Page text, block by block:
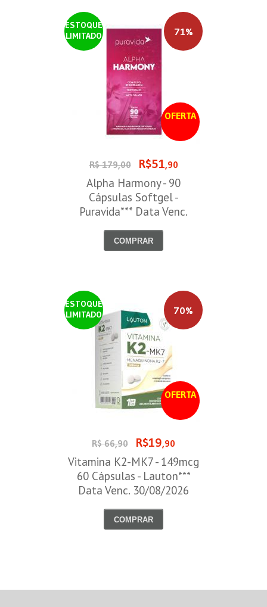
ESTOQUE
LIMITADO
OFERTA
71%
R$ 179,00 R$51,90
Alpha Harmony - 90
Cápsulas Softgel -
Puravida*** Data Venc.
COMPRAR
ESTOQUE
LIMITADO
OFERTA
70%
R$ 66,90 R$19,90
Vitamina K2-MK7 - 149mcg
60 Cápsulas - Lauton***
Data Venc. 30/08/2026
COMPRAR